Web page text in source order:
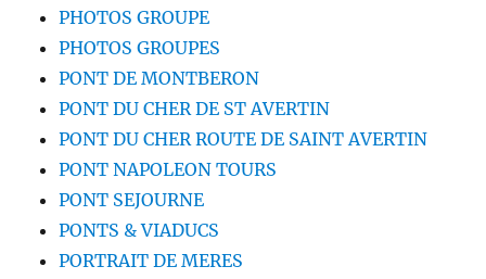
PHOTOS GROUPE
PHOTOS GROUPES
PONT DE MONTBERON
PONT DU CHER DE ST AVERTIN
PONT DU CHER ROUTE DE SAINT AVERTIN
PONT NAPOLEON TOURS
PONT SEJOURNE
PONTS & VIADUCS
PORTRAIT DE MERES